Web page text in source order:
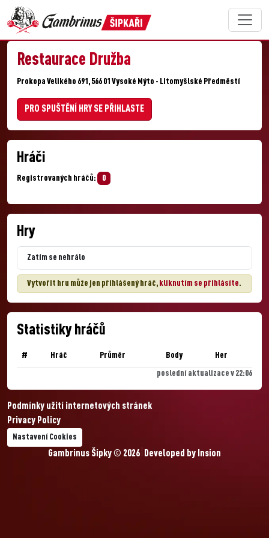
Restaurace Družba
Prokopa Velikého 691, 566 01 Vysoké Mýto - Litomyšlské Předměstí
PRO SPUŠTĚNÍ HRY SE PŘIHLASTE
Hráči
Registrovaných hráčů: 0
Hry
Zatím se nehrálo
Vytvořit hru může jen přihlášený hráč, kliknutím se přihlásíte.
Statistiky hráčů
# Hráč Průměr Body Her
poslední aktualizace v 22:06
Podmínky užití internetových stránek
Privacy Policy
Nastavení Cookies
Gambrinus Šipky © 2026 Developed by Insion